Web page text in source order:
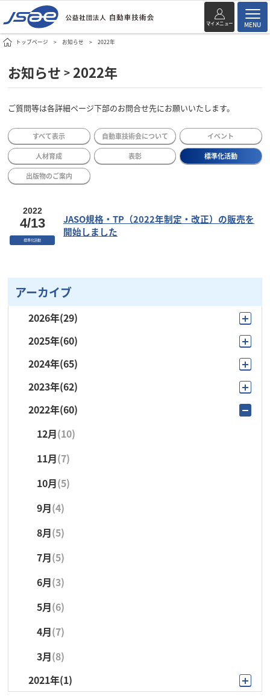
マイメニュー MENU
トップページ お知らせ 2022年
お知らせ > 2022年
ご質問等は各詳細ページ下部のお問合せ先にお願いいたします。
すべて表示 自動車技術会について イベント
人材育成 表彰 標準化活動
出版物のご案内
JASO規格・TP（2022年制定・改正）の販売を
開始しました
2022
4/13
標準化活動
アーカイブ
2026年(29)
8月(4)
7月(6)
6月(1)
5月(4)
4月(5)
3月(4)
2月(1)
1月(4)
2025年(60)
12月(4)
11月(3)
10月(9)
9月(15)
8月(3)
7月(6)
6月(3)
5月(4)
4月(3)
3月(5)
2月(1)
1月(4)
2024年(65)
12月(2)
11月(5)
10月(4)
9月(21)
8月(5)
7月(6)
6月(4)
5月(2)
4月(2)
3月(5)
2月(4)
1月(5)
2023年(62)
12月(4)
11月(5)
10月(9)
9月(8)
8月(5)
7月(2)
6月(4)
5月(6)
4月(3)
3月(4)
2月(7)
1月(5)
2022年(60)
12月(10)
11月(7)
10月(5)
9月(4)
8月(5)
7月(5)
6月(3)
5月(6)
4月(7)
3月(8)
2021年(1)